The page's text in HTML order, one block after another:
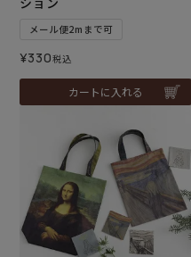
メール便2mまで可
¥330税込
カートに入れる